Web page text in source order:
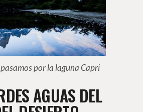
por la laguna Capri
AGUAS DEL